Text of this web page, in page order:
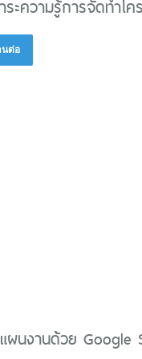
ระความรู้การจัดทำ
นต่อ
ผนงานด้วย Google